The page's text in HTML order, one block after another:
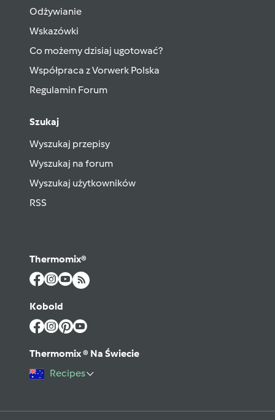
Odżywianie
Wskazówki
Co możemy dzisiaj ugotować?
Współpraca z Vorwerk Polska
Regulamin Forum
Szukaj
Wyszukaj przepisy
Wyszukaj na forum
Wyszukaj użytkowników
RSS
Thermomix®
Kobold
Thermomix ® Na Świecie
Recipes